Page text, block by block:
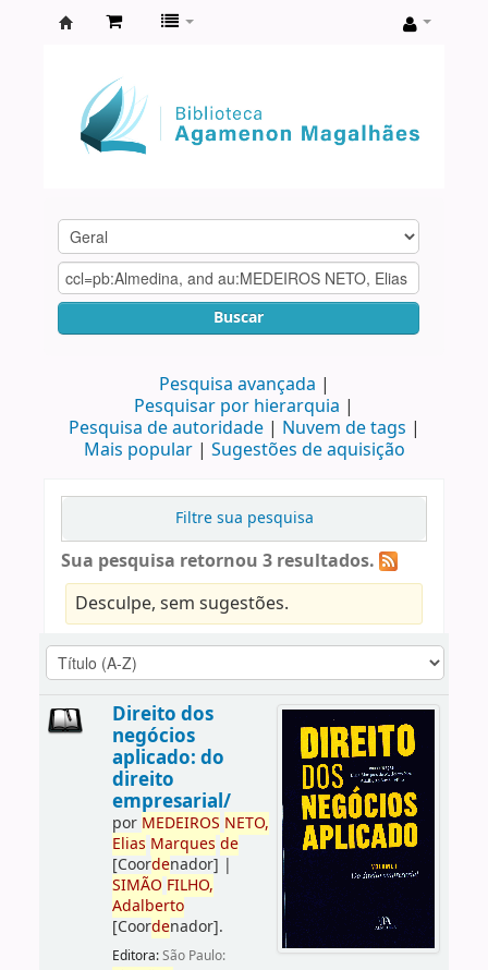
Agamenon
Magalhães
Buscar
Pesquisa avançada
Pesquisar por hierarquia
Pesquisa de autoridade
Nuvem de tags
Mais popular
Sugestões de aquisição
Filtre sua pesquisa
Sua pesquisa retornou 3 resultados.
Desculpe, sem sugestões.
Direito dos
negócios
aplicado: do
direito
empresarial/
por MEDEIROS NETO,
Elias Marques de
[Coordenador] |
SIMÃO FILHO,
Adalberto
[Coordenador].
Editora:São Paulo: